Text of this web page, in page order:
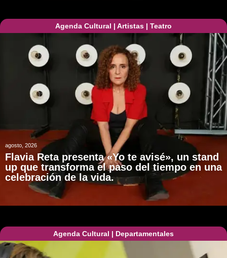
Agenda Cultural | Artistas | Teatro
agosto, 2026
Flavia Reta presenta «Yo te avisé», un stand
up que transforma el paso del tiempo en una
celebración de la vida.
Agenda Cultural | Departamentales